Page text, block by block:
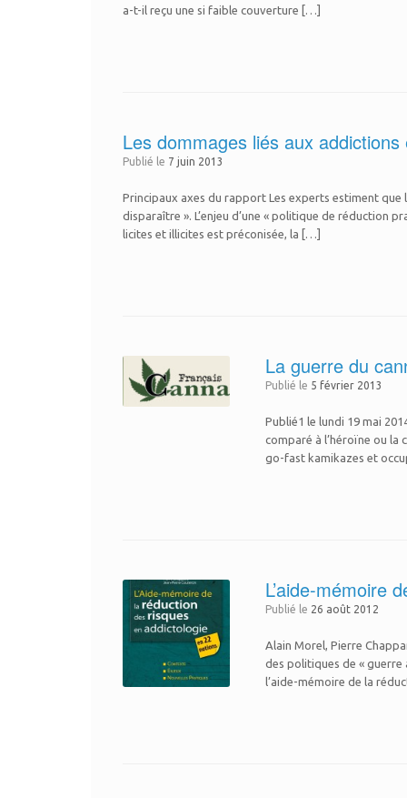
a-t-il reçu une si faible couverture […]
Les dommages liés aux
Publié le 7 juin 2013
Principaux axes du rapport Les experts estiment
disparaître ». L’enjeu d’une « politique de réduction
licites et illicites est préconisée, la […]
La guerre du
Publié le 5 février 2013
Publié1 le lundi 19 mai
comparé à l’héroïne ou
go-fast kamikazes et
L’aide-mémoire
Publié le 26 août 2012
Alain Morel, Pierre
des politiques de « guerre
l’aide-mémoire de la